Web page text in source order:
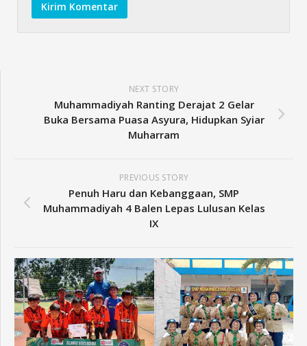
NEXT STORY
Muhammadiyah Ranting Derajat 2 Gelar
Buka Bersama Puasa Asyura, Hidupkan Syiar
Muharram
PREVIOUS STORY
Penuh Haru dan Kebanggaan, SMP
Muhammadiyah 4 Balen Lepas Lulusan Kelas
IX